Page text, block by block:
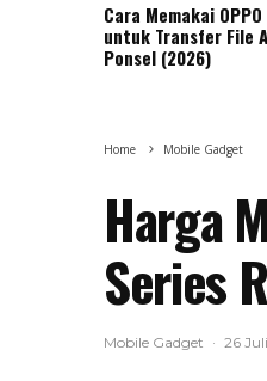
Cara Memakai
untuk Transfer File
Ponsel (2026)
Home Mobile Gadget
Harga
Series
Mobile Gadget · 26